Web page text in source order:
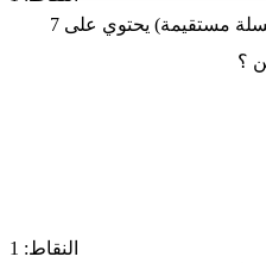
ما هي الصيغة الجزيئية لألكين (سلسلة مستقيمة) يحتوي على 7
؟
النقاط: 1